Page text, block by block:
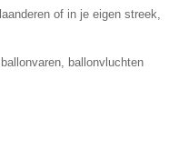
of in je eigen streek,
ballonvluchten